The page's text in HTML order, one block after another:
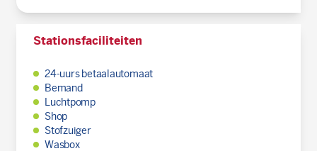
Stationsfaciliteiten
24-uurs betaalautomaat
Bemand
Luchtpomp
Shop
Stofzuiger
Wasbox